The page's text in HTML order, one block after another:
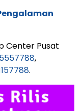
Center Pusat
,
.